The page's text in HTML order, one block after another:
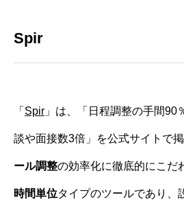
Spir
「 Spir 」は、「日程調整の手間90
談や面接数3倍」を公式サイトで掲
ール調整の効率化に徹底的にこだ
時間単位タイプのツールであり、